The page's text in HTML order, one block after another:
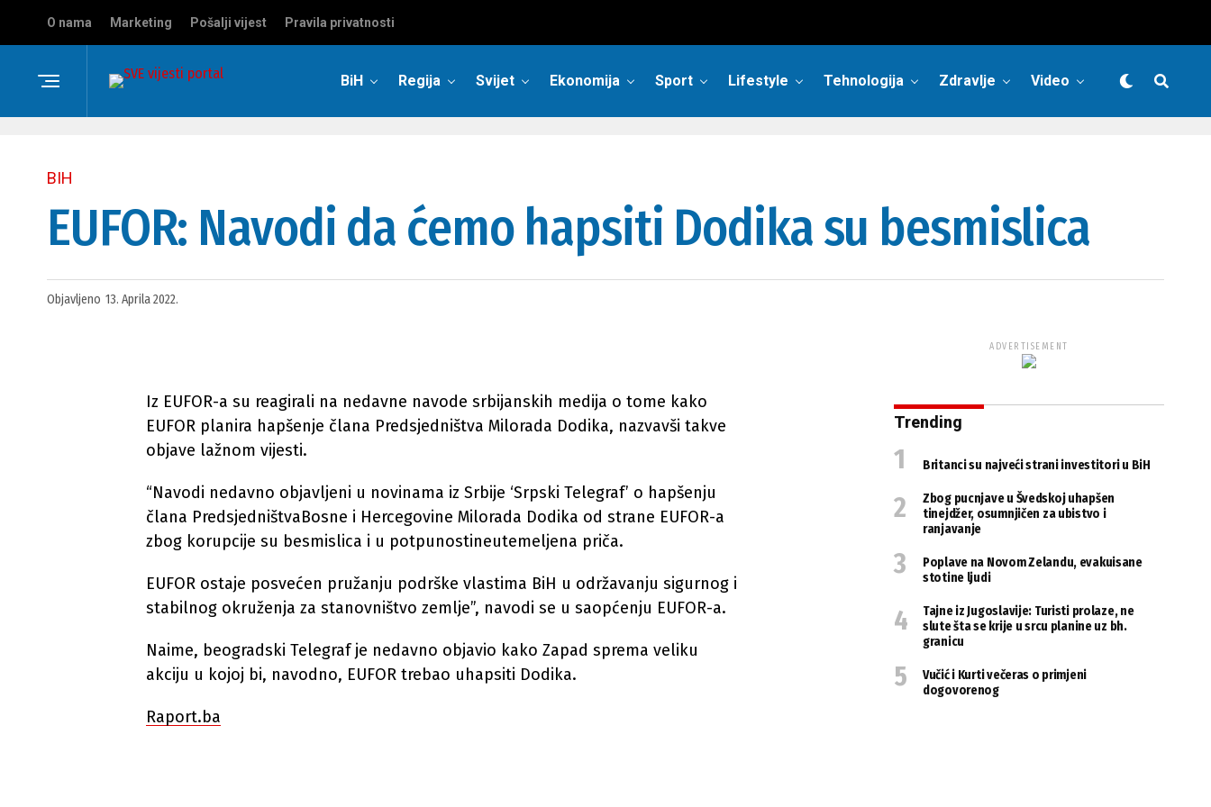
O nama Marketing Pošalji vijest Pravila privatnosti
BiH Regija Svijet Ekonomija Sport Lifestyle Tehnologija Zdravlje Video
BIH
EUFOR: Navodi da ćemo hapsiti Dodika su besmislica
Objavljeno 13. Aprila 2022.
Iz EUFOR-a su reagirali na nedavne navode srbijanskih medija o tome kako
EUFOR planira hapšenje člana Predsjedništva Milorada Dodika, nazvavši takve
objave lažnom vijesti.
“Navodi nedavno objavljeni u novinama iz Srbije ‘Srpski Telegraf’ o hapšenju
člana PredsjedništvaBosne i Hercegovine Milorada Dodika od strane EUFOR-a
zbog korupcije su besmislica i u potpunostineutemeljena priča.
EUFOR ostaje posvećen pružanju podrške vlastima BiH u održavanju sigurnog i
stabilnog okruženja za stanovništvo zemlje”, navodi se u saopćenju EUFOR-a.
Naime, beogradski Telegraf je nedavno objavio kako Zapad sprema veliku
akciju u kojoj bi, navodno, EUFOR trebao uhapsiti Dodika.
Raport.ba
ADVERTISEMENT
Trending
Britanci su najveći strani investitori u BiH
Zbog pucnjave u Švedskoj uhapšen
tinejdžer, osumnjičen za ubistvo i
ranjavanje
Poplave na Novom Zelandu, evakuisane
stotine ljudi
Tajne iz Jugoslavije: Turisti prolaze, ne
slute šta se krije u srcu planine uz bh.
granicu
Vučić i Kurti večeras o primjeni
dogovorenog